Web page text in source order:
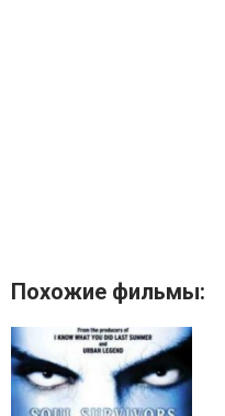
Похожие фильмы: